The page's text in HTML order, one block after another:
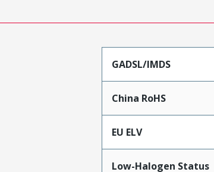
GADSL/IMDS
China RoHS
EU ELV
Low-Halogen Status